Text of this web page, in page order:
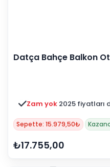
Datça Bahçe Balkon
Zam yok 2025 fiyatları
Sepette: 15.979,50₺
₺17.755,00